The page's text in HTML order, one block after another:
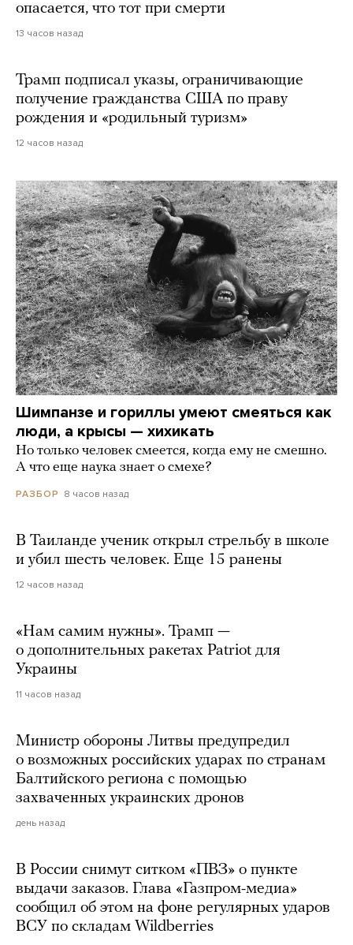
опасается, что тот при смерти
13 часов назад
Трамп подписал указы, ограничивающие
получение гражданства США по праву
рождения и «родильный туризм»
12 часов назад
Шимпанзе и гориллы умеют смеяться как
люди, а крысы — хихикать
Но только человек смеется, когда ему не смешно.
А что еще наука знает о смехе?
РАЗБОР 8 часов назад
В Таиланде ученик открыл стрельбу в школе
и убил шесть человек. Еще 15 ранены
12 часов назад
«Нам самим нужны». Трамп —
о дополнительных ракетах Patriot для
Украины
11 часов назад
Министр обороны Литвы предупредил
о возможных российских ударах по странам
Балтийского региона с помощью
захваченных украинских дронов
день назад
В России снимут ситком «ПВЗ» о пункте
выдачи заказов. Глава «Газпром-медиа»
сообщил об этом на фоне регулярных ударов
ВСУ по складам Wildberries